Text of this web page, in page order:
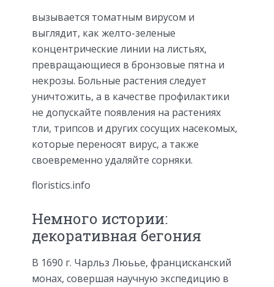
вызывается томатным вирусом и
выглядит, как желто-зеленые
концентрические линии на листьях,
превращающиеся в бронзовые пятна и
некрозы. Больные растения следует
уничтожить, а в качестве профилактики
не допускайте появления на растениях
тли, трипсов и других сосущих насекомых,
которые переносят вирус, а также
своевременно удаляйте сорняки.
floristics.info
Немного истории:
декоративная бегония
В 1690 г. Чарльз Люьье, францисканский
монах, совершая научную экспедицию в